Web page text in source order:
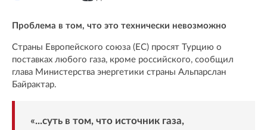
Проблема в том, что это технически невозможно
Страны Европейского союза (ЕС) просят Турцию о
поставках любого газа, кроме российского, сообщил
глава Министерства энергетики страны Альпарслан
Байрактар.
«...суть в том, что источник газа,